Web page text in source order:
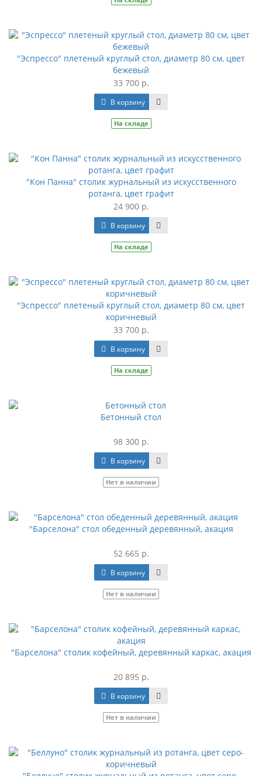
"Эспрессо" плетеный круглый стол, диаметр 80 см, цвет
бежевый
33 700 р.
В корзину
На складе
"Кон Панна" столик журнальный из искусственного
ротанга, цвет графит
24 900 р.
В корзину
На складе
"Эспрессо" плетеный круглый стол, диаметр 80 см, цвет
коричневый
33 700 р.
В корзину
На складе
Бетонный стол
98 300 р.
В корзину
Нет в наличии
"Барселона" стол обеденный деревянный, акация
52 665 р.
В корзину
Нет в наличии
"Барселона" столик кофейный, деревянный каркас, акация
20 895 р.
В корзину
Нет в наличии